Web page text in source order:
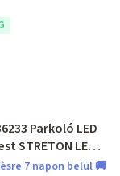
LED
STRETON LED
LED 200W NW
7 napon belül 🚚